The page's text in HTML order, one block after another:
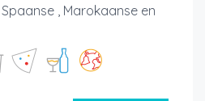
, Marokaanse en